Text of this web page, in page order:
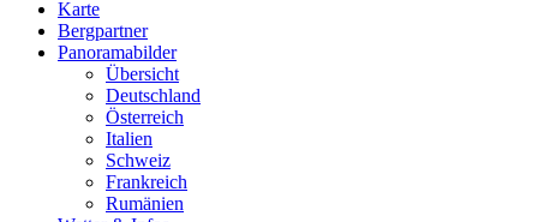
Karte
Bergpartner
Panoramabilder
Übersicht
Deutschland
Österreich
Italien
Schweiz
Frankreich
Rumänien